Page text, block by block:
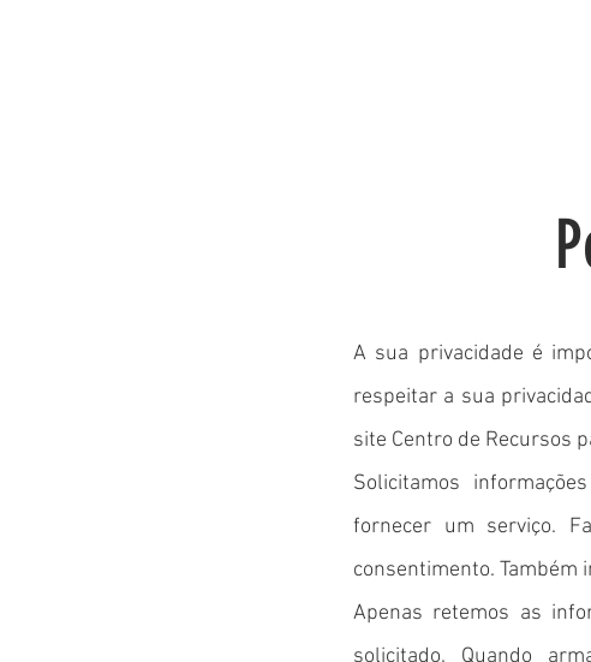
A sua privacidade é
respeitar a sua
site Centro de Recursos
Solicitamos
fornecer um serviço.
consentimento. Também
Apenas retemos as
solicitado. Quando